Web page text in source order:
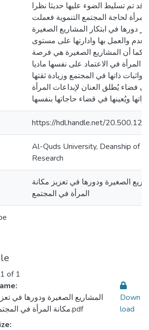
وقد تم تسليط الضوء عليها حديثا نظرا
لحاجة المجتمع التنموية فعملت
دورها في ابتكار المشاريع الصغيرة
والعمل بها وادارتها على مستوى
كما أن المشاريع الصغيرة هي فرصة
المرأة في الاعتماد على نفسها ماديا
واثبات ذاتها في المجتمع وزيادة ثقتها
فضاء يُطلق العنان لإبداعات المرأة
ويُعينها في قضاء حاجاتها بنفسها
https://hdl.handle.net/
Al-Quds University, Deanship of
Research
الصغيرة ودورها في تعزيز مكانة
المرأة في المجتمع
of 1
المشاريع الصغيرة ودورها في
مكانة المرأة في المجتمع.pdf
Down
load